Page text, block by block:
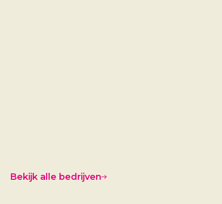
Bekijk alle bedrijven